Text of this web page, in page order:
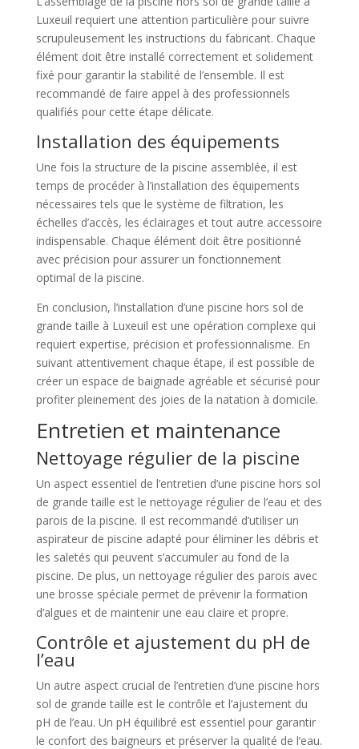
Luxeuil requiert une attention particulière pour suivre
scrupuleusement les instructions du fabricant. Chaque
élément doit être installé correctement et solidement
fixé pour garantir la stabilité de l’ensemble. Il est
recommandé de faire appel à des professionnels
qualifiés pour cette étape délicate.
Installation des équipements
Une fois la structure de la piscine assemblée, il est
temps de procéder à l’installation des équipements
nécessaires tels que le système de filtration, les
échelles d’accès, les éclairages et tout autre accessoire
indispensable. Chaque élément doit être positionné
avec précision pour assurer un fonctionnement
optimal de la piscine.
En conclusion, l’installation d’une piscine hors sol de
grande taille à Luxeuil est une opération complexe qui
requiert expertise, précision et professionnalisme. En
suivant attentivement chaque étape, il est possible de
créer un espace de baignade agréable et sécurisé pour
profiter pleinement des joies de la natation à domicile.
Entretien et maintenance
Nettoyage régulier de la piscine
Un aspect essentiel de l’entretien d’une piscine hors sol
de grande taille est le nettoyage régulier de l’eau et des
parois de la piscine. Il est recommandé d’utiliser un
aspirateur de piscine adapté pour éliminer les débris et
les saletés qui peuvent s’accumuler au fond de la
piscine. De plus, un nettoyage régulier des parois avec
une brosse spéciale permet de prévenir la formation
d’algues et de maintenir une eau claire et propre.
Contrôle et ajustement du pH de
l’eau
Un autre aspect crucial de l’entretien d’une piscine hors
sol de grande taille est le contrôle et l’ajustement du
pH de l’eau. Un pH équilibré est essentiel pour garantir
le confort des baigneurs et préserver la qualité de l’eau.